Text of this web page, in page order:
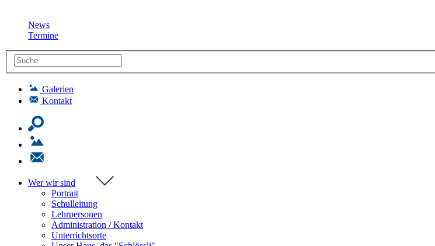
News
Termine
Galerien
Kontakt
Wer wir sind
Portrait
Schulleitung
Lehrpersonen
Administration / Kontakt
Unterrichtsorte